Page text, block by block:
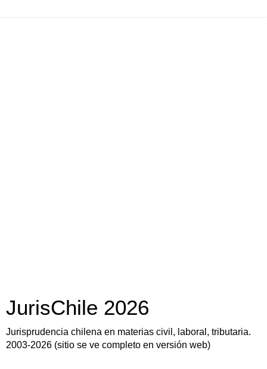
JurisChile 2026
Jurisprudencia chilena en materias civil, laboral, tributaria.
2003-2026 (sitio se ve completo en versión web)